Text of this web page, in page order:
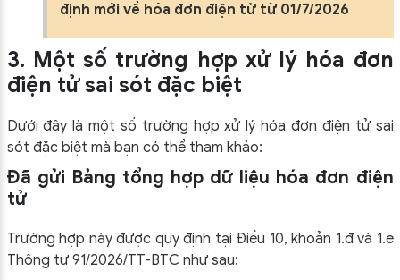
định mới về hóa đơn điện tử từ 01/7/2026
3. Một số trường hợp xử lý hóa đơn
điện tử sai sót đặc biệt
Dưới đây là một số trường hợp xử lý hóa đơn điện tử sai
sót đặc biệt mà bạn có thể tham khảo:
Đã gửi Bảng tổng hợp dữ liệu hóa đơn điện
tử
Trường hợp này được quy định tại Điều 10, khoản 1.đ và 1.e
Thông tư 91/2026/TT-BTC như sau: